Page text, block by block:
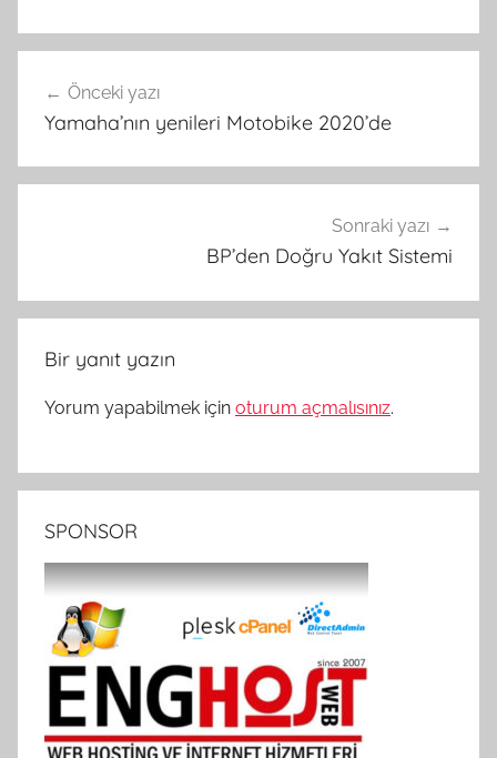
gezinmesi
Önceki yazı
Yamaha’nın yenileri Motobike 2020’de
Sonraki yazı
BP’den Doğru Yakıt Sistemi
Bir yanıt yazın
Yorum yapabilmek için oturum açmalısınız.
SPONSOR